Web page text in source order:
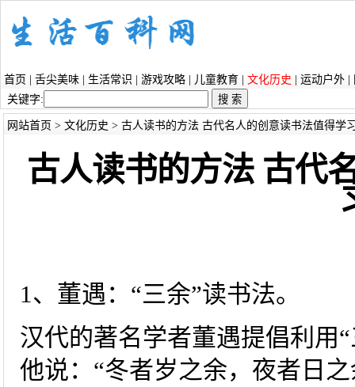
首页 舌尖美味 生活常识 游戏攻略 儿童教育 文化历史 运动户外
关键字:
网站首页 > 文化历史 > 古人读书的方法 古代名人的创意读书法值得学
古人读书的方法 古代
1、董遇：“三余”读书法。
汉代的著名学者董遇提倡利用
他说：“冬者岁之余，夜者日